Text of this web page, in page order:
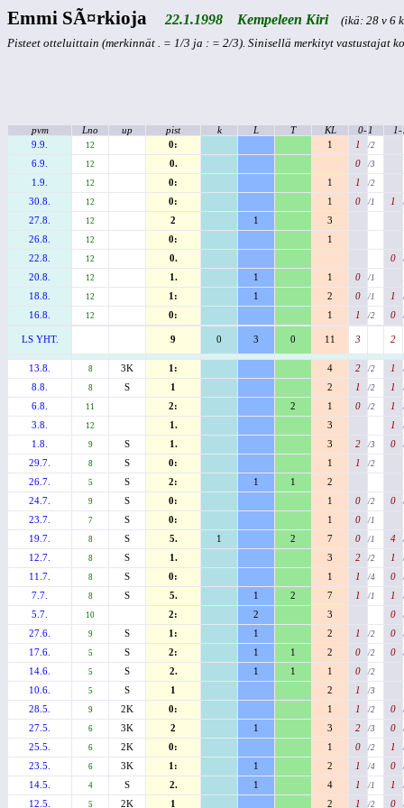
Emmi SÃ¤rkioja22.1.1998 Kempeleen Kiri
(ikä: 28 v 6
Pisteet otteluittain (merkinnät . = 1/3 ja : = 2/3). Sinisellä merkityt vastustajat
pvm Lno up pist k L T KL 0-1 1-
9.9.
12 0: 1 1 /2
6.9. 12 0. 0 /3
1.9. 12 0: 1 1 /2
30.8. 12 0: 1 0 /1 1
27.8. 12 2 1
3
26.8.
12 0:
1
22.8.
12 0. 0
20.8. 12 1. 1 1 0 /1
18.8. 12 1: 1 2 0 /1 1
16.8. 12 0: 1 1 /2 0
LS YHT. 9 0 3 0 11 3 2
13.8. 8 3K 1: 4 2 /2 1
8.8. 8 S 1 2 1 /2 1
6.8. 11 2: 2 1 0 /2 1
3.8. 12 1. 3 1
1.8. 9 S 1. 3 2 /3 0
29.7. 8 S 0: 1 1 /2
26.7. 5 S 2: 1 1
2
24.7.
9 S 0: 1 0 /2 0
23.7. 7 S 0: 1 0 /1
19.7. 8 S 5. 1 2 7 0 /1 4
12.7. 8 S 1. 3 2 /2 1
11.7. 8 S 0: 1 1 /4 0
7.7. 8 S 5. 1 2 7 1 /1 1
5.7. 10 2: 2 3 0
27.6. 9 S 1: 1 2 1 /2 0
17.6. 5 S 2: 1 1 2 0 /2 0
14.6. 5 S 2. 1 1 1 0 /2
10.6. 5 S 1 2 1 /3
28.5. 9 2K 0: 1 1 /2 0
27.5. 6 3K 2 1 3 2 /3 0
25.5. 6 2K 0: 1 0 /2 1
23.5. 6 3K 1: 1 2 1 /4 0
14.5. 4 S 2. 1 4 1 /1 1
12.5. 5 2K 1 2 1 /2 0